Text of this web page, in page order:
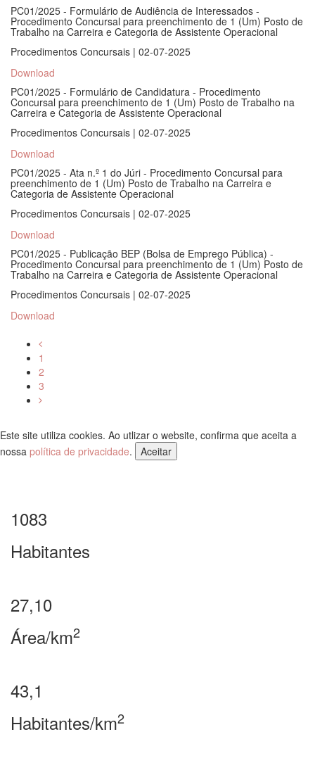
PC01/2025 - Formulário de Audiência de Interessados -
Procedimento Concursal para preenchimento de 1 (Um) Posto de
Trabalho na Carreira e Categoria de Assistente Operacional
Procedimentos Concursais | 02-07-2025
Download
PC01/2025 - Formulário de Candidatura - Procedimento
Concursal para preenchimento de 1 (Um) Posto de Trabalho na
Carreira e Categoria de Assistente Operacional
Procedimentos Concursais | 02-07-2025
Download
PC01/2025 - Ata n.º 1 do Júri - Procedimento Concursal para
preenchimento de 1 (Um) Posto de Trabalho na Carreira e
Categoria de Assistente Operacional
Procedimentos Concursais | 02-07-2025
Download
PC01/2025 - Publicação BEP (Bolsa de Emprego Pública) -
Procedimento Concursal para preenchimento de 1 (Um) Posto de
Trabalho na Carreira e Categoria de Assistente Operacional
Procedimentos Concursais | 02-07-2025
Download
1
2
3
Este site utiliza cookies. Ao utlizar o website, confirma que aceita a
nossa política de privacidade. Aceitar
1083
Habitantes
27,10
Área/km2
43,1
Habitantes/km2